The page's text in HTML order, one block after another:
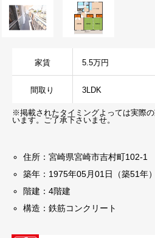
家賃 5.5万円
間取り 3LDK
※掲載されたタイミングよっては実際
います。ご了承下さいませ。
住所：宮崎県宮崎市吉村町102-1
築年：1975年05月01日（築51年）
階建：4階建
構造：鉄筋コンクリート